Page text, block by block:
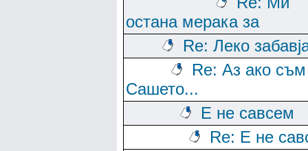
остана мерака за
Re: Леко
Re: Аз ако
Сашето...
Е не савсем
Re: Е не